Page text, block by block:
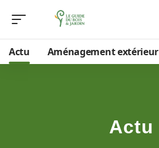
Actu Aménagement extérieur
Actu